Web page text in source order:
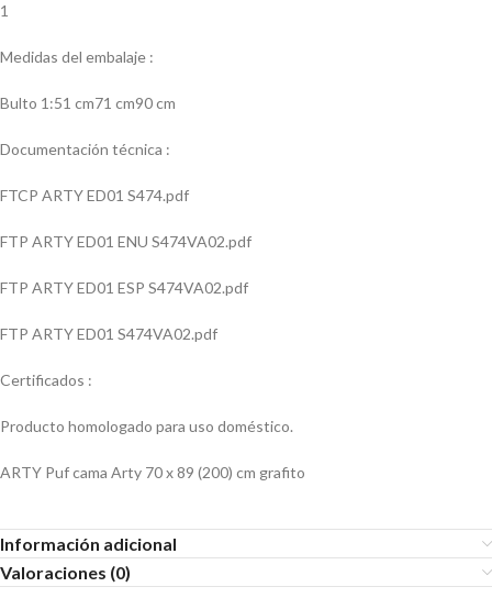
1
Medidas del embalaje :
Bulto 1:51 cm71 cm90 cm
Documentación técnica :
FTCP ARTY ED01 S474.pdf
FTP ARTY ED01 ENU S474VA02.pdf
FTP ARTY ED01 ESP S474VA02.pdf
FTP ARTY ED01 S474VA02.pdf
Certificados :
Producto homologado para uso doméstico.
ARTY Puf cama Arty 70 x 89 (200) cm grafito
Información adicional
Valoraciones (0)